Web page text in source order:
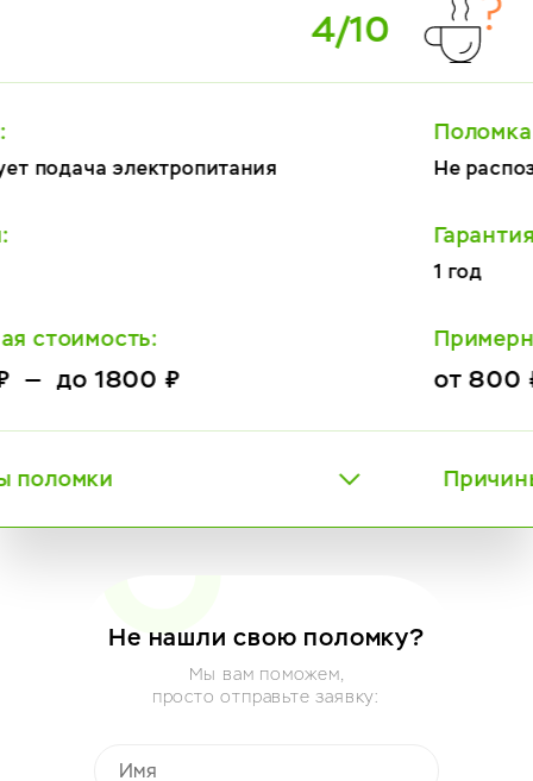
5/10
Не распознает кофе
Примерная стоимость:
от 800 ₽ — до 2800 ₽
Причины поломки
Не нашли свою поломку?
Мы вам поможем,
просто отправьте заявку: